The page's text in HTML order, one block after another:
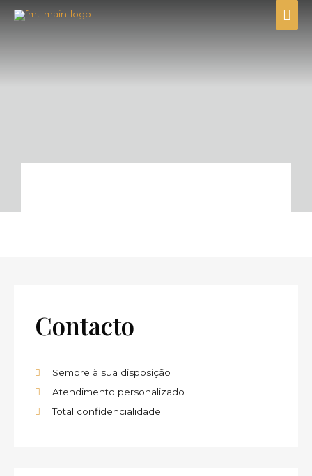
Contacto
Sempre à sua disposição
Atendimento personalizado
Total confidencialidade